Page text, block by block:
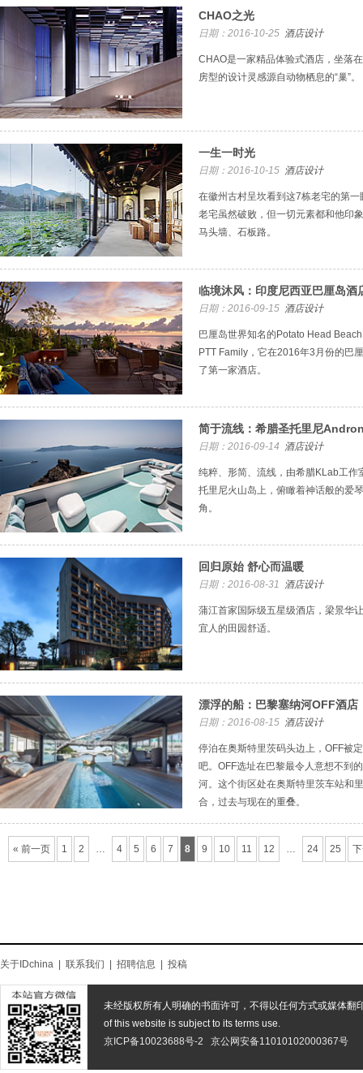
CHAO之光
日期：2016-10-25 酒店设计
CHAO是一家精品体验式酒店，坐落
房型的设计灵感源自动物栖息的“巢”。
一生一时光
日期：2016-10-15 酒店设计
在徽州古村呈坎看到这7栋老宅的第
老宅虽然破败，但一切元素都和他印
马头墙、石板路。
临境沐风：印度尼西亚巴厘岛酒
日期：2016-09-15 酒店设计
巴厘岛世界知名的Potato Head
PTT Family，它在2016年3月份的巴
了第一家酒店。
简于流线：希腊圣托里尼
日期：2016-09-14 酒店设计
纯粹、形简、流线，由希腊KLab工
托里尼火山岛上，俯瞰着神话般的爱
角。
回归原始 舒心而温暖
日期：2016-08-31 酒店设计
蒲江首家国际级五星级酒店，梁景华
宜人的田园舒适。
漂浮的船：巴黎塞纳河OFF酒店
日期：2016-08-15 酒店设计
停泊在奥斯特里茨码头边上，OFF被
吧。OFF选址在巴黎最令人意想不到
河。这个街区处在奥斯特里茨车站和
合，过去与现在的重叠。
« 前一页 1 2 4 5 6 7 8 9 10 11 12 24 25
关于IDchina | 联系我们 | 招聘信息 | 投稿
未经版权所有人明确的书面许可，不得以任何方式或媒体翻
of this website is subject to its terms use.
京ICP备10023688号-2
京公网安备11010102000367号